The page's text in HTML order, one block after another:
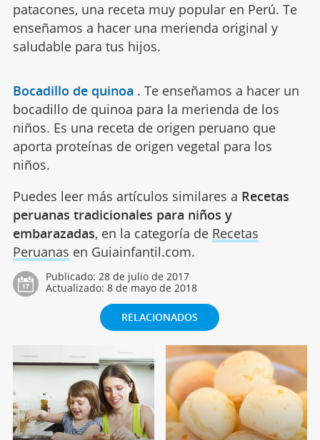
patacones, una receta muy popular en Perú. Te
enseñamos a hacer una merienda original y
saludable para tus hijos.
Bocadillo de quinoa . Te enseñamos a hacer un
bocadillo de quinoa para la merienda de los
niños. Es una receta de origen peruano que
aporta proteínas de origen vegetal para los
niños.
Puedes leer más artículos similares a Recetas
peruanas tradicionales para niños y
embarazadas, en la categoría de Recetas
Peruanas en Guiainfantil.com.
Publicado: 28 de julio de 2017
Actualizado: 8 de mayo de 2018
RELACIONADOS